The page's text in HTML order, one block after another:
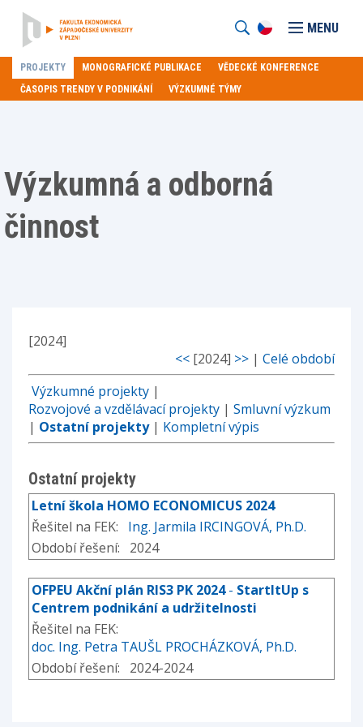
MENU
PROJEKTY MONOGRAFICKÉ PUBLIKACE
VĚDECKÉ KONFERENCE
ČASOPIS TRENDY V PODNIKÁNÍ
VÝZKUMNÉ TÝMY
Výzkumná a odborná
činnost
[2024]
<< [2024] >> | Celé období
Výzkumné projekty |
Rozvojové a vzdělávací projekty | Smluvní výzkum
| Ostatní projekty | Kompletní výpis
Ostatní projekty
Letní škola HOMO ECONOMICUS 2024
Řešitel na FEK: Ing. Jarmila IRCINGOVÁ, Ph.D.
Období řešení: 2024
OFPEU Akční plán RIS3 PK 2024- StartItUp s
Centrem podnikání a udržitelnosti
Řešitel na FEK:
doc. Ing. Petra TAUŠL PROCHÁZKOVÁ, Ph.D.
Období řešení: 2024-2024